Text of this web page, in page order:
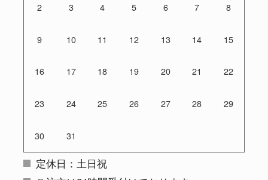
2 3 4 5 6 7 8
9 10 11 12 13 14 15
16 17 18 19 20 21 22
23 24 25 26 27 28 29
30 31
定休日：土日祝